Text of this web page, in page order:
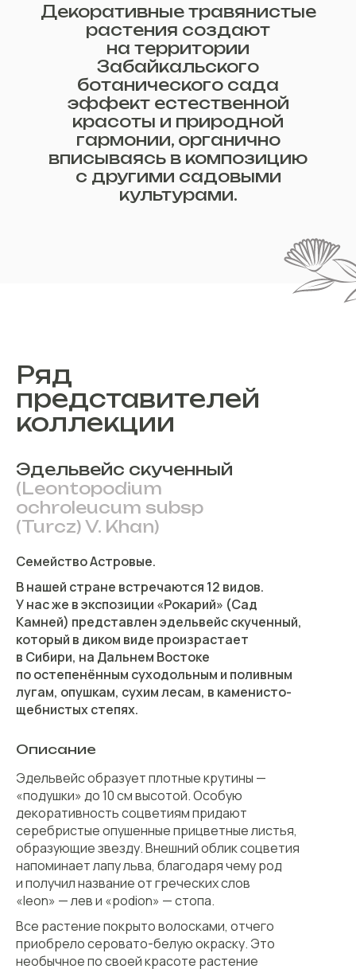
Декоративные травянистые
растения создают
на территории
Забайкальского
ботанического сада
эффект естественной
красоты и природной
гармонии, органично
вписываясь в композицию
с другими садовыми
культурами.
Ряд
представителей
коллекции
Семейство Астровые.
Описание
Эдельвейс образует плотные крутины —
«подушки» до 10 см высотой. Особую
декоративность соцветиям придают
серебристые опушенные прицветные листья,
образующие звезду. Внешний облик соцветия
напоминает лапу льва, благодаря чему род
и получил название от греческих слов
«leon» — лев и «podion» — стопа.
Эдельвейс скученный
(Leontopodium
ochroleucum subsp
(Turcz) V. Khan)
Все растение покрыто волосками, отчего
приобрело серовато-белую окраску. Это
необычное по своей красоте растение
В нашей стране встречаются 12 видов.
У нас же в экспозиции «Рокарий» (Сад
Камней) представлен эдельвейс скученный,
который в диком виде произрастает
в Сибири, на Дальнем Востоке
по остепенённым суходольным и поливным
лугам, опушкам, сухим лесам, в каменисто-
щебнистых степях.